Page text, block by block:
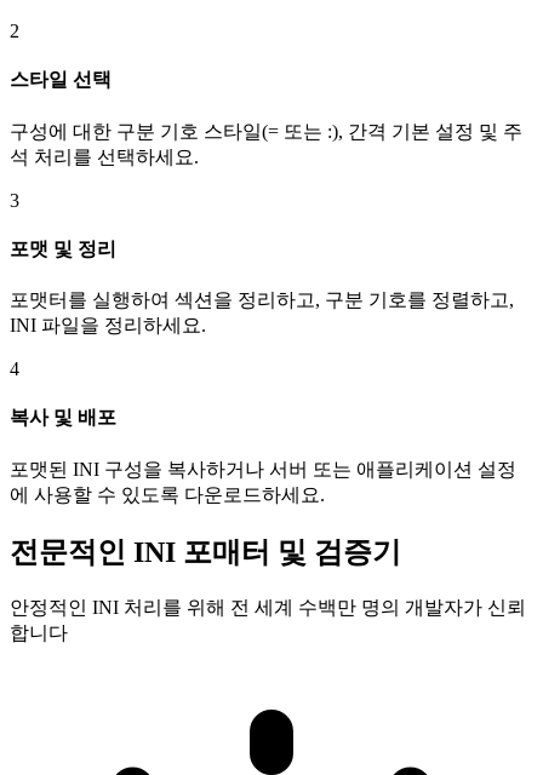
2
스타일 선택
구성에 대한 구분 기호 스타일(= 또는 :), 간격 기본 설정 및 주
석 처리를 선택하세요.
3
포맷 및 정리
포맷터를 실행하여 섹션을 정리하고, 구분 기호를 정렬하고,
INI 파일을 정리하세요.
4
복사 및 배포
포맷된 INI 구성을 복사하거나 서버 또는 애플리케이션 설정
에 사용할 수 있도록 다운로드하세요.
전문적인 INI 포매터 및 검증기
안정적인 INI 처리를 위해 전 세계 수백만 명의 개발자가 신뢰
합니다